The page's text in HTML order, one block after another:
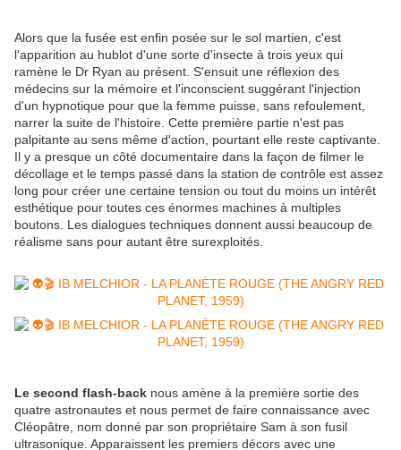
Alors que la fusée est enfin posée sur le sol martien, c'est
l'apparition au hublot d'une sorte d'insecte à trois yeux qui
ramène le Dr Ryan au présent. S'ensuit une réflexion des
médecins sur la mémoire et l'inconscient suggérant l'injection
d'un hypnotique pour que la femme puisse, sans refoulement,
narrer la suite de l'histoire. Cette première partie n'est pas
palpitante au sens même d'action, pourtant elle reste captivante.
Il y a presque un côté documentaire dans la façon de filmer le
décollage et le temps passé dans la station de contrôle est assez
long pour créer une certaine tension ou tout du moins un intérêt
esthétique pour toutes ces énormes machines à multiples
boutons. Les dialogues techniques donnent aussi beaucoup de
réalisme sans pour autant être surexploités.
Le second flash-back nous amène à la première sortie des
quatre astronautes et nous permet de faire connaissance avec
Cléopâtre, nom donné par son propriétaire Sam à son fusil
ultrasonique. Apparaissent les premiers décors avec une